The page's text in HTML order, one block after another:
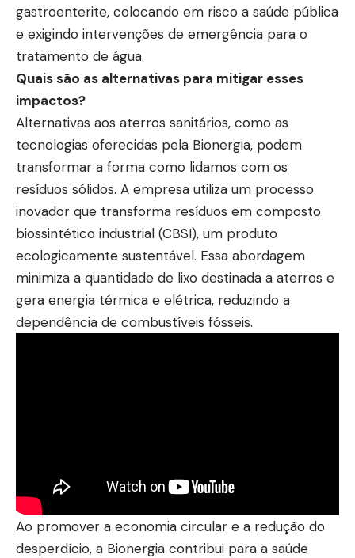
gastroenterite, colocando em risco a saúde pública
e exigindo intervenções de emergência para o
tratamento de água.
Quais são as alternativas para mitigar esses
impactos?
Alternativas aos aterros sanitários, como as
tecnologias oferecidas pela Bionergia, podem
transformar a forma como lidamos com os
resíduos sólidos. A empresa utiliza um processo
inovador que transforma resíduos em composto
biossintético industrial (CBSI), um produto
ecologicamente sustentável. Essa abordagem
minimiza a quantidade de lixo destinada a aterros e
gera energia térmica e elétrica, reduzindo a
dependência de combustíveis fósseis.
Ao promover a economia circular e a redução do
desperdício, a Bionergia contribui para a saúde